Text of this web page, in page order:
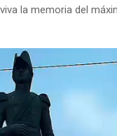
la memoria del